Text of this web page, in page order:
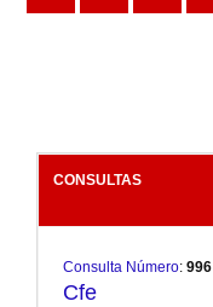
CONSULTAS
Consulta Número: 996
Cfe